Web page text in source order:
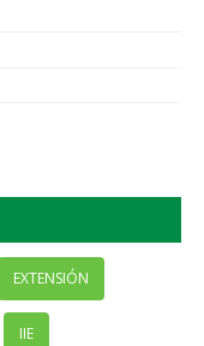
EXTENSIÓN
IIE